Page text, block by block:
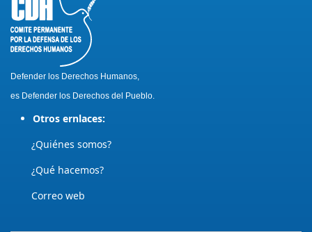
Defender los Derechos Humanos,
es Defender los Derechos del Pueblo.
Otros ernlaces:
¿Quiénes somos?
¿Qué hacemos?
Correo web